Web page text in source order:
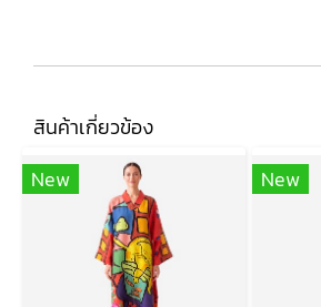
สินค้าเกี่ยวข้อง
New
New